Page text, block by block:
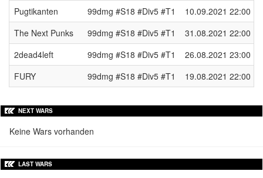
Pugtikanten
99dmg #S18 #Div5 #T1 10.09.2021 22:00
The Next Punks
99dmg #S18 #Div5 #T1 31.08.2021 22:00
2dead4left
99dmg #S18 #Div5 #T1 26.08.2021 23:00
FURY
99dmg #S18 #Div5 #T1 19.08.2021 22:00
NEXT WARS
Keine Wars vorhanden
LAST WARS